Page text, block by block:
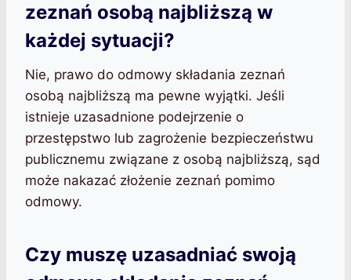
zeznań osobą najbliższą w
każdej sytuacji?
Nie, prawo do odmowy składania zeznań
osobą najbliższą ma pewne wyjątki. Jeśli
istnieje uzasadnione podejrzenie o
przestępstwo lub zagrożenie bezpieczeństwu
publicznemu związane z osobą najbliższą, sąd
może nakazać złożenie zeznań pomimo
odmowy.
Czy muszę uzasadniać swoją